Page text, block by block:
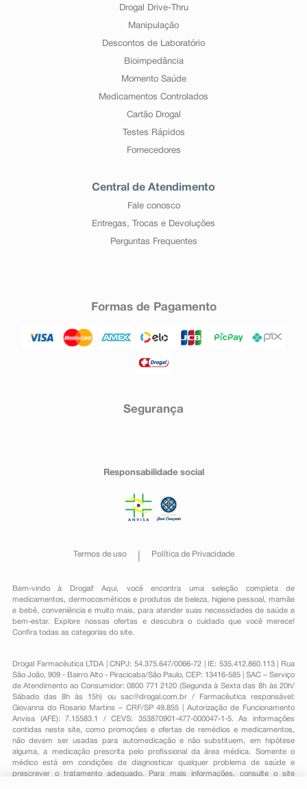
Drogal Drive-Thru
Manipulação
Descontos de Laboratório
Bioimpedância
Momento Saúde
Medicamentos Controlados
Cartão Drogal
Testes Rápidos
Fornecedores
Central de Atendimento
Fale conosco
Entregas, Trocas e Devoluções
Perguntas Frequentes
Formas de Pagamento
Segurança
Responsabilidade social
Termos de uso Política de Privacidade
Bem-vindo à Drogal! Aqui, você encontra uma seleção completa de
medicamentos , dermocosméticos e produtos de beleza, higiene pessoal ,mamãe
e bebê, conveniênciae muito mais, para atender suas necessidades de saúde e
bem-estar. Explore nossas ofertas e descubra o cuidado que você merece!
Confira todas as categorias do site.
Drogal Farmacêutica LTDA | CNPJ: 54.375.647/0066-72 | IE: 535.412.860.113 | Rua
São João, 909 - Bairro Alto - Piracicaba/São Paulo, CEP: 13416-585 | SAC – Serviço
de Atendimento ao Consumidor: 0800 771 2120 (Segunda à Sexta das 8h às 20h/
Sábado das 8h às 15h) ou sac@drogal.com.br/ Farmacêutica responsável:
Giovanna do Rosario Martins – CRF/SP 49.855 | Autorização de Funcionamento
Anvisa (AFE): 7.15583.1 / CEVS: 353870901-477-000047-1-5. As informações
contidas neste site, como promoções e ofertas de remédios e medicamentos,
não devem ser usadas para automedicação e não substituem, em hipótese
alguma, a medicação prescrita pelo profissional da área médica. Somente o
médico está em condições de diagnosticar qualquer problema de saúde e
prescrever o tratamento adequado. Para mais informações, consulte o site